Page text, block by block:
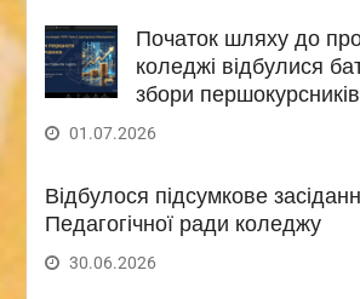
Початок шляху до
коледжі відбулися
збори
01.07.2026
Відбулося підсумкове
Педагогічної ради коледжу
30.06.2026